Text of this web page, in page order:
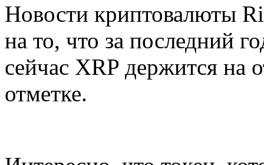
Новости криптовалюты
на то, что за последний
сейчас XRP держится на
отметке.